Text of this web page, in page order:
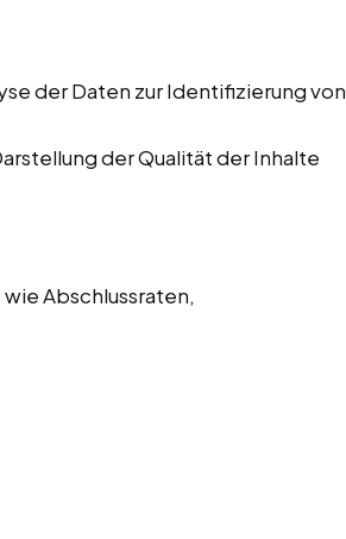
der Daten zur Identifizierung von
der Qualität der Inhalte
Abschlussraten,